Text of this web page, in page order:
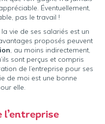
Éventuellement,
pas le travail !
vie de ses salariés est un
proposés peuvent
, au moins indirectement,
sont perçus et compris
de l’entreprise pour ses
de moi est une bonne
elle.
l’entreprise